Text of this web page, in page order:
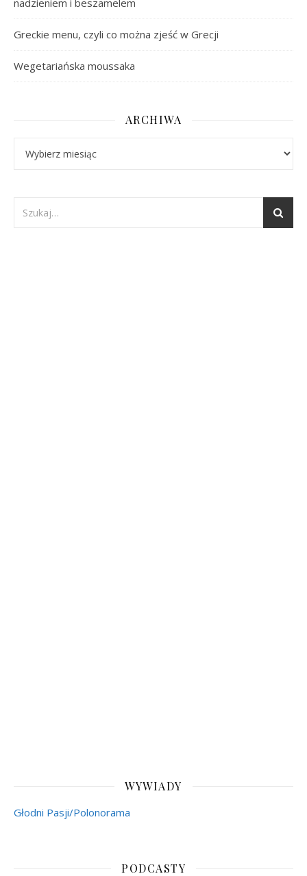
nadzieniem i beszamelem
Greckie menu, czyli co można zjeść w Grecji
Wegetariańska moussaka
ARCHIWA
WYWIADY
Głodni Pasji/Polonorama
PODCASTY